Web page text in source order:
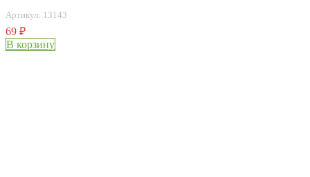
Артикул: 13143
69 ₽
В корзину